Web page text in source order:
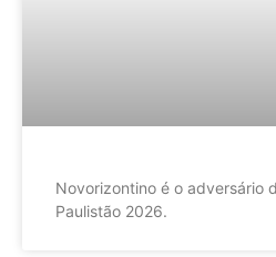
Novorizontino é o adversário
Paulistão 2026.